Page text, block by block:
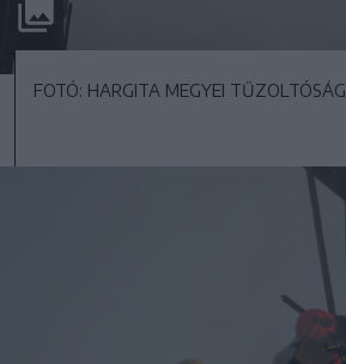
FOTÓ: HARGITA MEGYEI TŰZOLTÓSÁG